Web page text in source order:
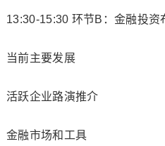
13:30-15:30 环节B：金融投资
当前主要发展
活跃企业路演推介
金融市场和工具